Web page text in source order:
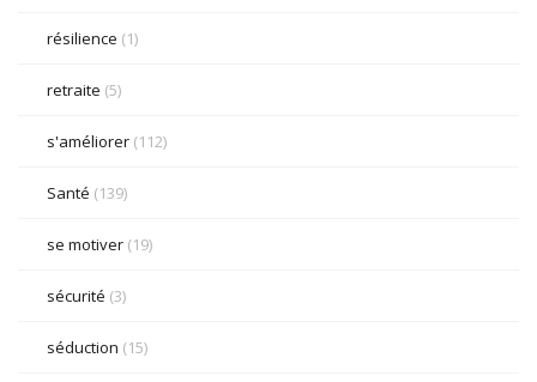
résilience (1)
retraite (5)
s'améliorer (112)
Santé (139)
se motiver (19)
sécurité (3)
séduction (15)